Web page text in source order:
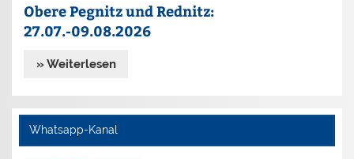
Obere Pegnitz und Rednitz:
27.07.-09.08.2026
» Weiterlesen
Whatsapp-Kanal